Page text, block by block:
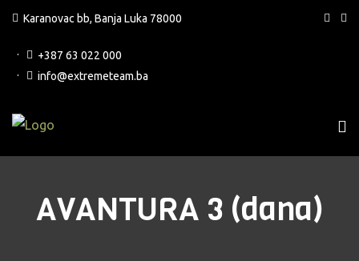
Karanovac bb, Banja Luka 78000
+387 63 022 000
info@extremeteam.ba
AVANTURA 3 (dana)